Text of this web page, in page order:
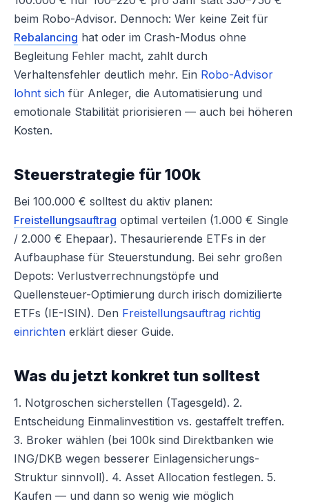
beim Robo-Advisor. Dennoch: Wer keine Zeit für
Rebalancing hat oder im Crash-Modus ohne
Begleitung Fehler macht, zahlt durch
Verhaltensfehler deutlich mehr. Ein Robo-Advisor
lohnt sich für Anleger, die Automatisierung und
emotionale Stabilität priorisieren — auch bei höheren
Kosten.
Steuerstrategie für 100k
Bei 100.000 € solltest du aktiv planen:
Freistellungsauftrag optimal verteilen (1.000 € Single
/ 2.000 € Ehepaar). Thesaurierende ETFs in der
Aufbauphase für Steuerstundung. Bei sehr großen
Depots: Verlustverrechnungstöpfe und
Quellensteuer-Optimierung durch irisch domizilierte
ETFs (IE-ISIN). Den Freistellungsauftrag richtig
einrichten erklärt dieser Guide.
Was du jetzt konkret tun solltest
1. Notgroschen sicherstellen (Tagesgeld). 2.
Entscheidung Einmalinvestition vs. gestaffelt treffen.
3. Broker wählen (bei 100k sind Direktbanken wie
ING/DKB wegen besserer Einlagensicherungs-
Struktur sinnvoll). 4. Asset Allocation festlegen. 5.
Kaufen — und dann so wenig wie möglich